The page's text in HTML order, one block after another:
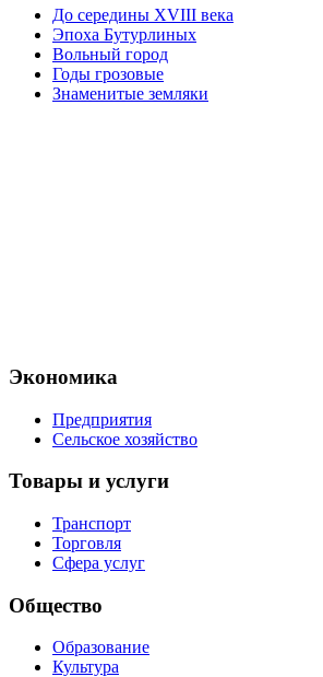
До середины XVIII века
Эпоха Бутурлиных
Вольный город
Годы грозовые
Знаменитые земляки
Экономика
Предприятия
Сельское хозяйство
Товары и услуги
Транспорт
Торговля
Сфера услуг
Общество
Образование
Культура